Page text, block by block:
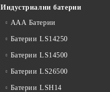
Индустриални батерии
ААА Батерии
Батерии LS14250
Батерии LS14500
Батерии LS26500
Батерии LSH14